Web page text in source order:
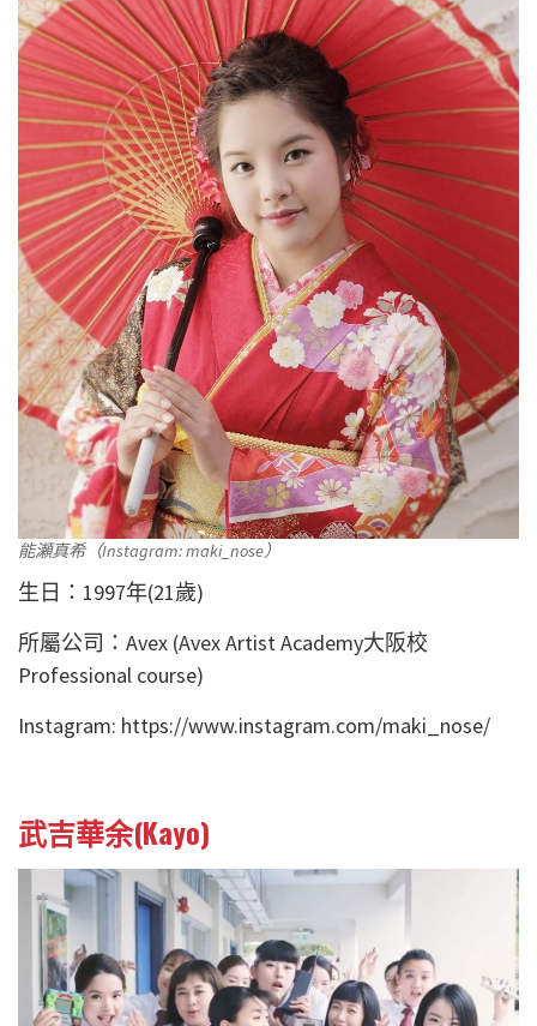
能瀬真希（Instagram: maki_nose）
生日：1997年(21歲)
所屬公司：Avex (Avex Artist Academy大阪校
Professional course)
Instagram: https://www.instagram.com/maki_nose/
武吉華余(Kayo)